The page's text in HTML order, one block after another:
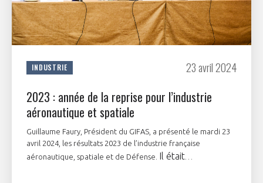
INDUSTRIE 23 avril 2024
2023 : année de la reprise pour l’industrie
aéronautique et spatiale
Guillaume Faury, Président du GIFAS, a présenté le mardi 23
avril 2024, les résultats 2023 de l’industrie française
aéronautique, spatiale et de Défense. Il était